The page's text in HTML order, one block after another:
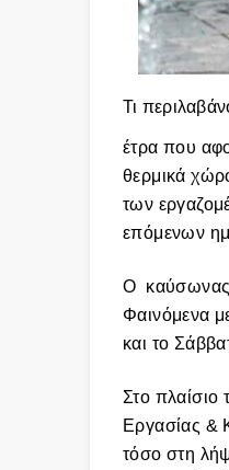
Τι
έτρα που
θερμικά
των
επόμενων
Ο καύσωνας
Φαινόμενα
και το
Στο πλαίσιο
Εργασίας &
τόσο στη